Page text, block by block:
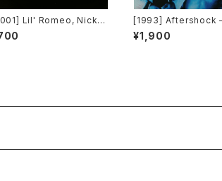
Lil' Romeo, Nick C
& 3LW – Parents J
Don't Understand [Ji
[1993] Aftershock
e To The Vibe
¥1,900